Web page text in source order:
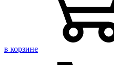
в корзине